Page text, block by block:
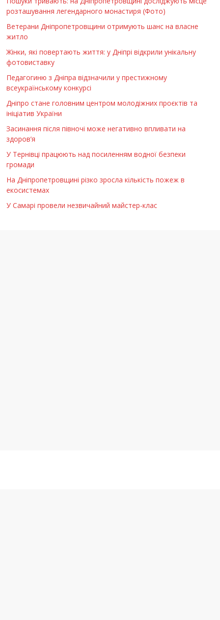
розташування легендарного монастиря (Фото)
Ветерани Дніпропетровщини отримують шанс на власне
житло
Жінки, які повертають життя: у Дніпрі відкрили унікальну
фотовиставку
Педагогиню з Дніпра відзначили у престижному
всеукраїнському конкурсі
Дніпро стане головним центром молодіжних проєктів та
ініціатив України
Засинання після півночі може негативно впливати на
здоров’я
У Тернівці працюють над посиленням водної безпеки
громади
На Дніпропетровщині різко зросла кількість пожеж в
екосистемах
У Самарі провели незвичайний майстер-клас